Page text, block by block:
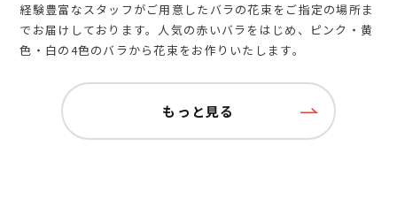
経験豊富なスタッフがご用意したバラの花束をご指定の場所ま
でお届けしております。人気の赤いバラをはじめ、ピンク・黄
色・白の4色のバラから花束をお作りいたします。
もっと見る